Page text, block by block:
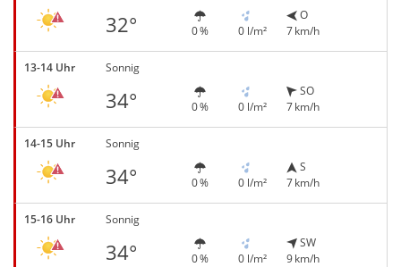
32° 0 % 0 l/m²
O
7 km/h
13-14 Uhr Sonnig
34° 0 % 0 l/m²
SO
7 km/h
14-15 Uhr Sonnig
34° 0 % 0 l/m²
S
7 km/h
15-16 Uhr Sonnig
34° 0 % 0 l/m²
SW
9 km/h